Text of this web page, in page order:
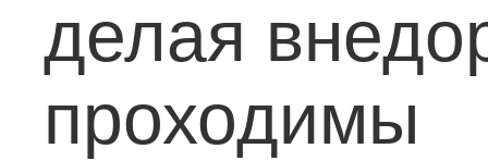
делая
проходимы